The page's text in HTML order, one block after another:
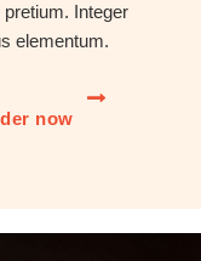
Integer
elementum.
now